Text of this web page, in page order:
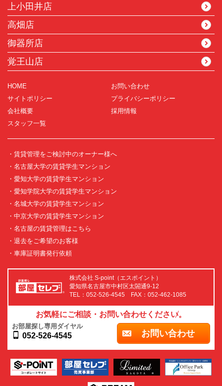
上小田井店
高畑店
御器所店
覚王山店
HOME
お問い合わせ
サイトポリシー
プライバシーポリシー
会社概要
採用情報
スタッフ一覧
・賃貸管理をご検討中のオーナー様へ
・名古屋大学の賃貸学生マンション
・愛知大学の賃貸学生マンション
・愛知学院大学の賃貸学生マンション
・名城大学の賃貸学生マンション
・中京大学の賃貸学生マンション
・名古屋の賃貸管理はこちら
・退去をご希望のお客様
・車庫証明書発行依頼
株式会社 S-point（エスポイント）
愛知県名古屋市中村区太閤通9-12
TEL：052-526-4545 FAX：052-462-1085
お気軽にご相談・お問い合わせください。
お部屋探し専用ダイヤル
052-526-4545 お問い合わせ